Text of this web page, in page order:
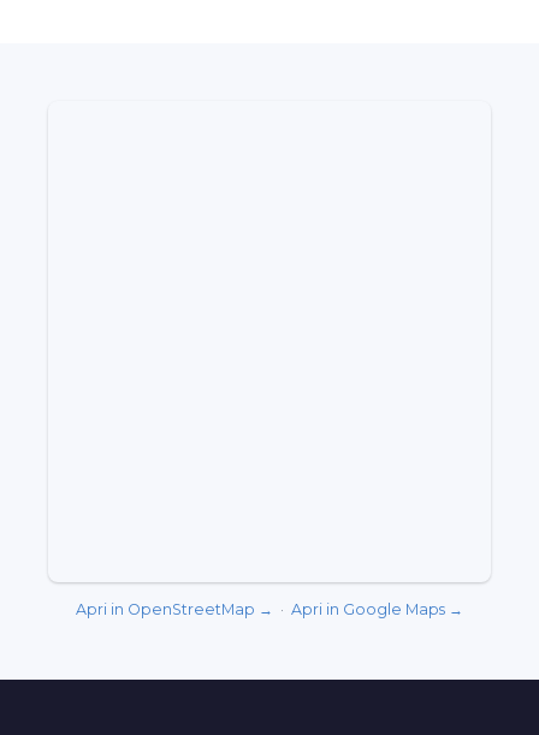
Apri in OpenStreetMap → · Apri in Google Maps →